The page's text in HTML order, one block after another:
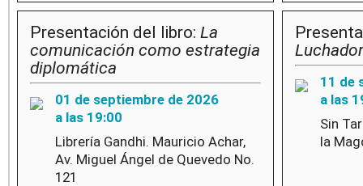
Presentación del libro: La
comunicación como estrategia
diplomática
01 de septiembre de 2026
a las 19:00
Librería Gandhi. Mauricio Achar,
Av. Miguel Ángel de Quevedo No.
121
11 de
a las
Sin
la